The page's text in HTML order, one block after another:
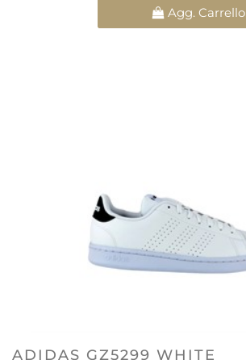
Agg. Carrello
ADIDAS GZ5299 WHITE